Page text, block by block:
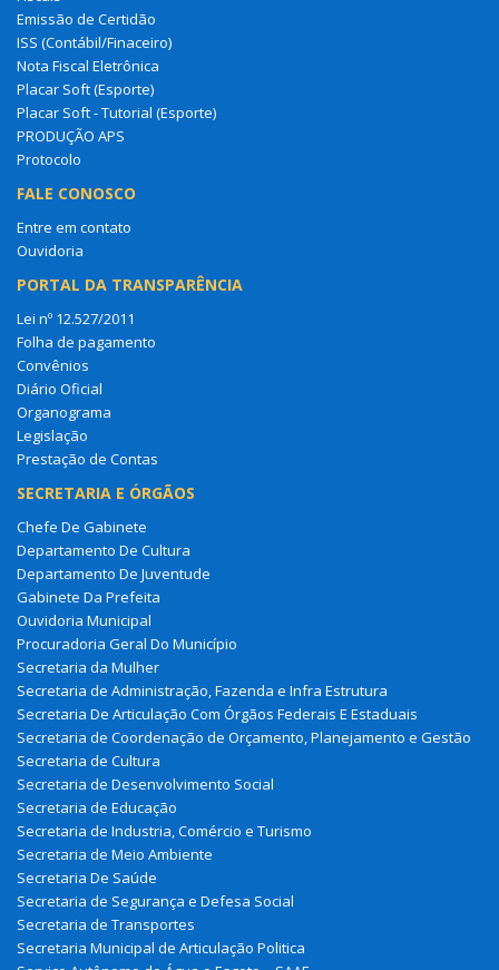
Emissão de Certidão
ISS (Contábil/Finaceiro)
Nota Fiscal Eletrônica
Placar Soft (Esporte)
Placar Soft - Tutorial (Esporte)
PRODUÇÃO APS
Protocolo
FALE CONOSCO
Entre em contato
Ouvidoria
PORTAL DA TRANSPARÊNCIA
Lei nº 12.527/2011
Folha de pagamento
Convênios
Diário Oficial
Organograma
Legislação
Prestação de Contas
SECRETARIA E ÓRGÃOS
Chefe De Gabinete
Departamento De Cultura
Departamento De Juventude
Gabinete Da Prefeita
Ouvidoria Municipal
Procuradoria Geral Do Município
Secretaria da Mulher
Secretaria de Administração, Fazenda e Infra Estrutura
Secretaria De Articulação Com Órgãos Federais E Estaduais
Secretaria de Coordenação de Orçamento, Planejamento e Gestão
Secretaria de Cultura
Secretaria de Desenvolvimento Social
Secretaria de Educação
Secretaria de Industria, Comércio e Turismo
Secretaria de Meio Ambiente
Secretaria De Saúde
Secretaria de Segurança e Defesa Social
Secretaria de Transportes
Secretaria Municipal de Articulação Politica